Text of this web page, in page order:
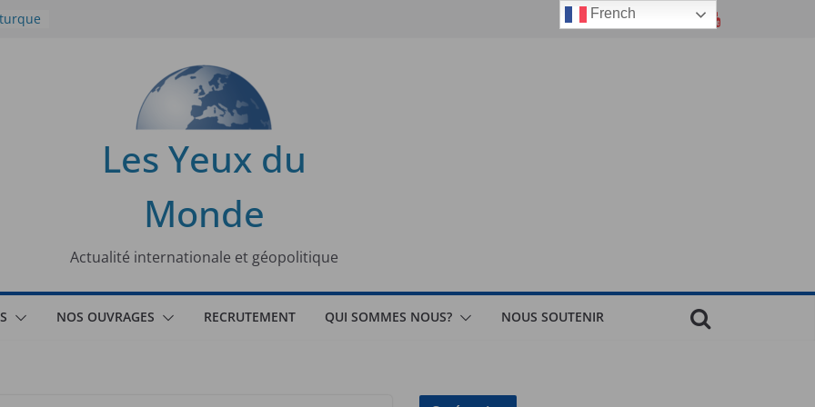
Les Yeux du
Monde
Actualité internationale et géopolitique
NOS OUVRAGES RECRUTEMENT QUI SOMMES NOUS? NOUS SOUTENIR
French